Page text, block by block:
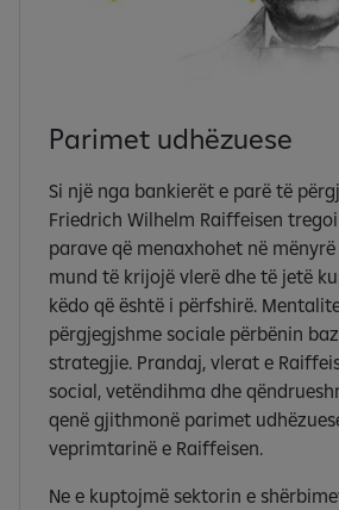
Parimet udhëzuese
Si një nga bankierët e parë të
Friedrich Wilhelm Raiffeisen
parave që menaxhohet në
mund të krijojë vlerë dhe të jetë
këdo që është i përfshirë.
përgjegjshme sociale përbënin
strategjie. Prandaj, vlerat e
social, vetëndihma dhe
qenë gjithmonë parimet
veprimtarinë e Raiffeisen.
Ne e kuptojmë sektorin e